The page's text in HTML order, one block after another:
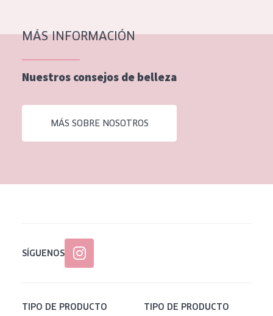
Piel madura
Piel menopáusica
EDAD
MÁS INFORMACIÓN
Nuestros consejos de belleza
MÁS SOBRE NOSOTROS
SÍGUENOS
TIPO DE PRODUCTO TIPO DE PRODUCTO